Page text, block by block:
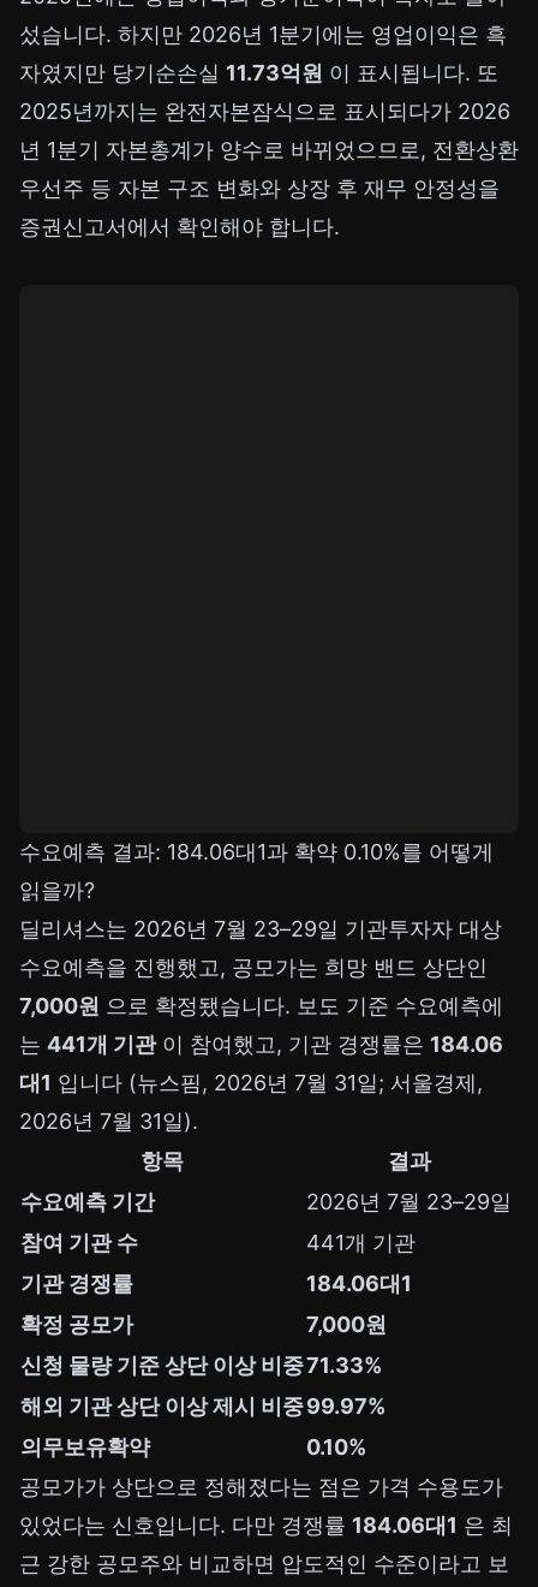
섰습니다. 하지만 2026년 1분기에는 영업이익은 흑
자였지만 당기순손실 11.73억원 이 표시됩니다. 또
2025년까지는 완전자본잠식으로 표시되다가 2026
년 1분기 자본총계가 양수로 바뀌었으므로, 전환상환
우선주 등 자본 구조 변화와 상장 후 재무 안정성을
증권신고서에서 확인해야 합니다.
수요예측 결과: 184.06대1과 확약 0.10%를 어떻게
읽을까?
딜리셔스는 2026년 7월 23–29일 기관투자자 대상
수요예측을 진행했고, 공모가는 희망 밴드 상단인
7,000원 으로 확정됐습니다. 보도 기준 수요예측에
는 441개 기관이 참여했고, 기관 경쟁률은 184.06
대1 입니다 (뉴스핌, 2026년 7월 31일; 서울경제,
2026년 7월 31일).
항목
결과
수요예측 기간
2026년 7월 23–29일
참여 기관 수
441개 기관
기관 경쟁률
184.06대1
확정 공모가
7,000원
신청 물량 기준 상단 이상 비중71.33%
해외 기관 상단 이상 제시 비중99.97%
의무보유확약
0.10%
공모가가 상단으로 정해졌다는 점은 가격 수용도가
있었다는 신호입니다. 다만 경쟁률 184.06대1 은 최
근 강한 공모주와 비교하면 압도적인 수준이라고 보